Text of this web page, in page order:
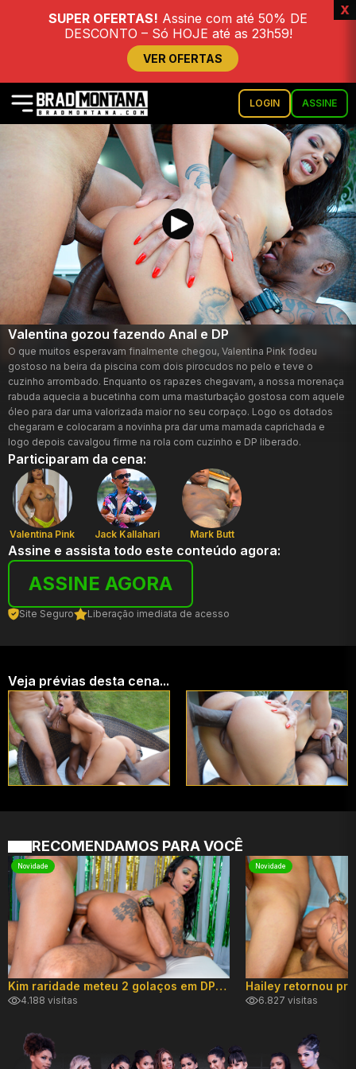
SUPER OFERTAS! Assine com até 50% DE
DESCONTO – Só HOJE até as 23h59!
VER OFERTAS
x
LOGIN ASSINE
Valentina gozou fazendo Anal e DP
O que muitos esperavam finalmente chegou, Valentina Pink fodeu
gostoso na beira da piscina com dois pirocudos no pelo e teve o
cuzinho arrombado. Enquanto os rapazes chegavam, a nossa morenaça
rabuda aquecia a bucetinha com uma masturbação gostosa com aquele
óleo para dar uma valorizada maior no seu corpaço. Logo os dotados
chegaram e colocaram a novinha pra dar uma mamada caprichada e
logo depois cavalgou firme na rola com cuzinho e DP liberado.
Participaram da cena:
Valentina Pink Jack Kallahari Mark Butt
Assine e assista todo este conteúdo agora:
ASSINE AGORA
Site Seguro Liberação imediata de acesso
Veja prévias desta cena...
RECOMENDAMOS PARA VOCÊ
Novidade
Kim raridade meteu 2 golaços em DP hard!
4.188 visitas
Novidade
6.827 visitas